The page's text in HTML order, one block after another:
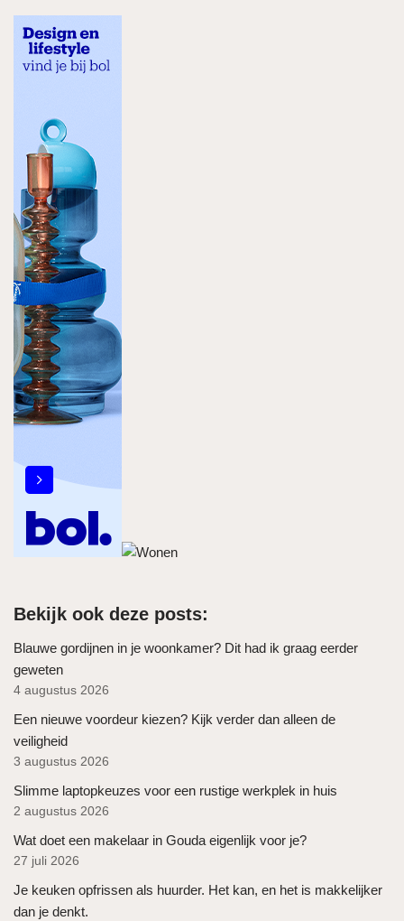
Bekijk ook deze posts:
Blauwe gordijnen in je woonkamer? Dit had ik graag eerder
geweten
4 augustus 2026
Een nieuwe voordeur kiezen? Kijk verder dan alleen de
veiligheid
3 augustus 2026
Slimme laptopkeuzes voor een rustige werkplek in huis
2 augustus 2026
Wat doet een makelaar in Gouda eigenlijk voor je?
27 juli 2026
Je keuken opfrissen als huurder. Het kan, en het is makkelijker
dan je denkt.